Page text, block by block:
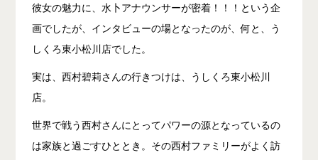
彼女の魅力に、水卜アナウンサーが密着！！！という企
画でしたが、インタビューの場となったのが、何と、う
しくろ東小松川店でした。
実は、西村碧莉さんの行きつけは、うしくろ東小松川
店。
世界で戦う西村さんにとってパワーの源となっているの
は家族と過ごすひととき。その西村ファミリーがよく訪